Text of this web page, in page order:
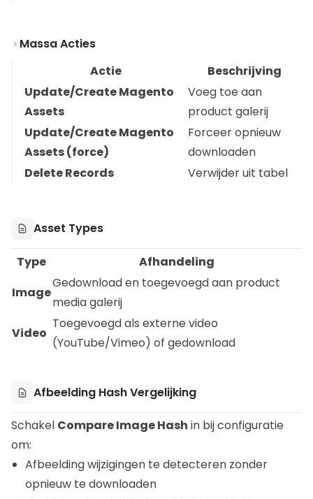
Massa Acties
Actie
Beschrijving
Update/Create Magento
Assets
Voeg toe aan
product galerij
Update/Create Magento
Assets (force)
Forceer opnieuw
downloaden
Delete Records
Verwijder uit tabel
Asset Types
Type
Afhandeling
Image
Gedownload en toegevoegd aan product
media galerij
Video
Toegevoegd als externe video
(YouTube/Vimeo) of gedownload
Afbeelding Hash Vergelijking
Schakel Compare Image Hash in bij configuratie
om:
Afbeelding wijzigingen te detecteren zonder
opnieuw te downloaden